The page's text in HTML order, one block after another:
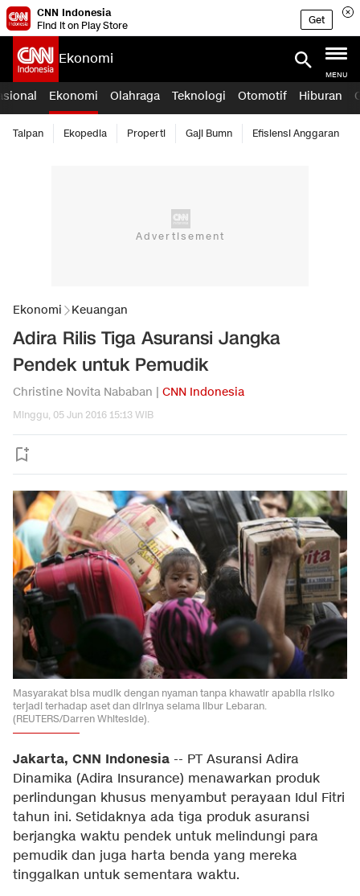
CNN Indonesia
Find it on Play Store
Get
Ekonomi
MENU
Ekonomi Olahraga Teknologi Otomotif Hiburan
Taipan Ekopedia Properti Gaji Bumn Efisiensi Anggaran
Ekonomi Keuangan
Adira Rilis Tiga Asuransi Jangka
Pendek untuk Pemudik
Christine Novita Nababan | CNN Indonesia
Minggu, 05 Jun 2016 15:13 WIB
Masyarakat bisa mudik dengan nyaman tanpa khawatir apabila risiko
terjadi terhadap aset dan dirinya selama libur Lebaran.
(REUTERS/Darren Whiteside).
Jakarta, CNN Indonesia -- PT Asuransi Adira
Dinamika (Adira Insurance) menawarkan produk
perlindungan khusus menyambut perayaan Idul Fitri
tahun ini. Setidaknya ada tiga produk asuransi
berjangka waktu pendek untuk melindungi para
pemudik dan juga harta benda yang mereka
tinggalkan untuk sementara waktu.